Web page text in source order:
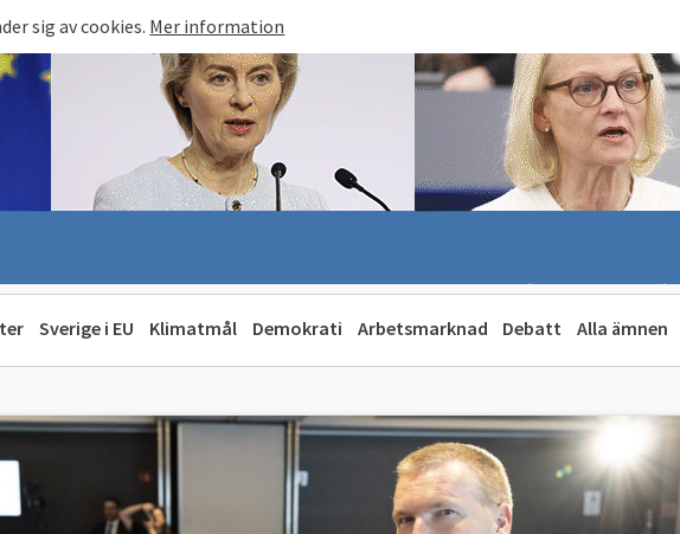
sig av cookies. Mer information
Sverige i EU Klimatmål Demokrati Arbetsmarknad Debatt Alla ämnen